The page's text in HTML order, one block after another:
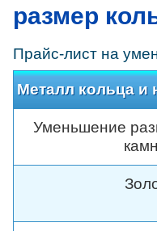
размер
Прайс-лист на
Металл кольца и
Уменьшение